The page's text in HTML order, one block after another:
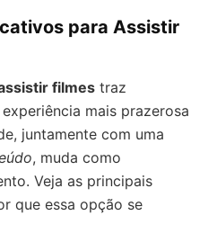
para Assistir
filmes traz
mais prazerosa
juntamente com uma
, muda como
Veja as principais
que essa opção se